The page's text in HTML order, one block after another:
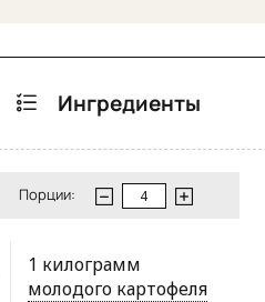
Ингредиенты
Порции:
1 килограмм
молодого картофеля